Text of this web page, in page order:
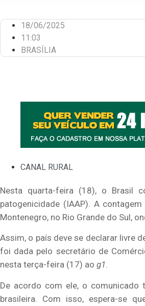
18/06/2025
11:03
BRASÍLIA
CANAL RURAL
Nesta quarta-feira (18), o Brasil
patogenicidade (IAAP). A
Montenegro, no Rio Grande do Sul,
Assim, o país deve se declarar livre
foi dada pelo secretário de
nesta terça-feira (17) ao g1.
De acordo com ele, o
brasileira. Com isso, espera-se